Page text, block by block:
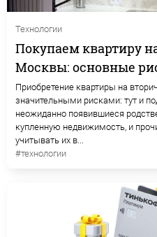
Технологии
Покупаем квартиру
Москвы: основные
Приобретение квартиры на
значительными рисками: тут и
неожиданно появившиеся
купленную недвижимость, и
учитывать их в...
#технологии